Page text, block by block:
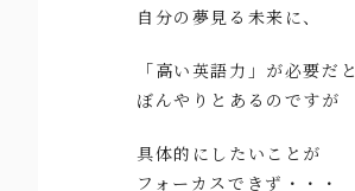
自分の夢見る未来に、
「高い英語力」が必要だと
ぼんやりとあるのですが
具体的にしたいことが
フォーカスできず・・・